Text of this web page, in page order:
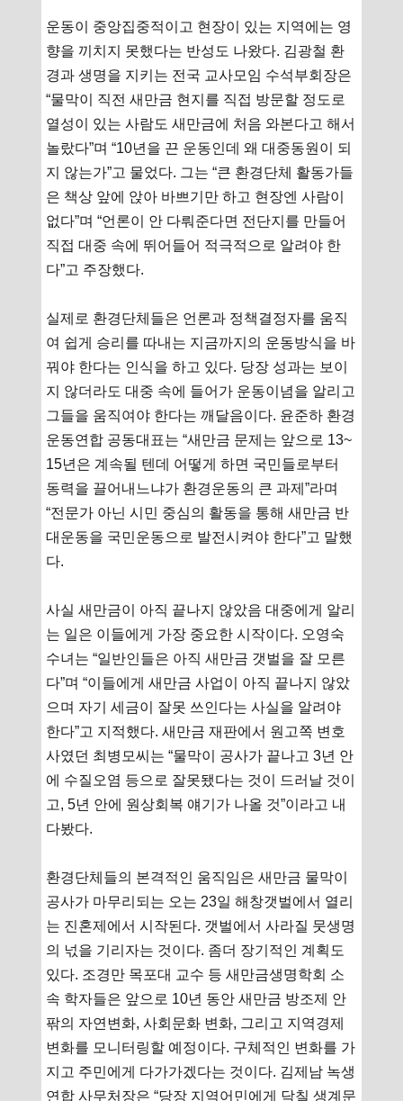
운동이 중앙집중적이고 현장이 있는 지역에는 영
향을 끼치지 못했다는 반성도 나왔다. 김광철 환
경과 생명을 지키는 전국 교사모임 수석부회장은
“물막이 직전 새만금 현지를 직접 방문할 정도로
열성이 있는 사람도 새만금에 처음 와본다고 해서
놀랐다”며 “10년을 끈 운동인데 왜 대중동원이 되
지 않는가”고 물었다. 그는 “큰 환경단체 활동가들
은 책상 앞에 앉아 바쁘기만 하고 현장엔 사람이
없다”며 “언론이 안 다뤄준다면 전단지를 만들어
직접 대중 속에 뛰어들어 적극적으로 알려야 한
다”고 주장했다.
실제로 환경단체들은 언론과 정책결정자를 움직
여 쉽게 승리를 따내는 지금까지의 운동방식을 바
꿔야 한다는 인식을 하고 있다. 당장 성과는 보이
지 않더라도 대중 속에 들어가 운동이념을 알리고
그들을 움직여야 한다는 깨달음이다. 윤준하 환경
운동연합 공동대표는 “새만금 문제는 앞으로 13~
15년은 계속될 텐데 어떻게 하면 국민들로부터
동력을 끌어내느냐가 환경운동의 큰 과제”라며
“전문가 아닌 시민 중심의 활동을 통해 새만금 반
대운동을 국민운동으로 발전시켜야 한다”고 말했
다.
사실 새만금이 아직 끝나지 않았음 대중에게 알리
는 일은 이들에게 가장 중요한 시작이다. 오영숙
수녀는 “일반인들은 아직 새만금 갯벌을 잘 모른
다”며 “이들에게 새만금 사업이 아직 끝나지 않았
으며 자기 세금이 잘못 쓰인다는 사실을 알려야
한다”고 지적했다. 새만금 재판에서 원고쪽 변호
사였던 최병모씨는 “물막이 공사가 끝나고 3년 안
에 수질오염 등으로 잘못됐다는 것이 드러날 것이
고, 5년 안에 원상회복 얘기가 나올 것”이라고 내
다봤다.
환경단체들의 본격적인 움직임은 새만금 물막이
공사가 마무리되는 오는 23일 해창갯벌에서 열리
는 진혼제에서 시작된다. 갯벌에서 사라질 뭇생명
의 넋을 기리자는 것이다. 좀더 장기적인 계획도
있다. 조경만 목포대 교수 등 새만금생명학회 소
속 학자들은 앞으로 10년 동안 새만금 방조제 안
팎의 자연변화, 사회문화 변화, 그리고 지역경제
변화를 모니터링할 예정이다. 구체적인 변화를 가
지고 주민에게 다가가겠다는 것이다. 김제남 녹생
연합 사무처장은 “당장 지역어민에게 닥칠 생계문